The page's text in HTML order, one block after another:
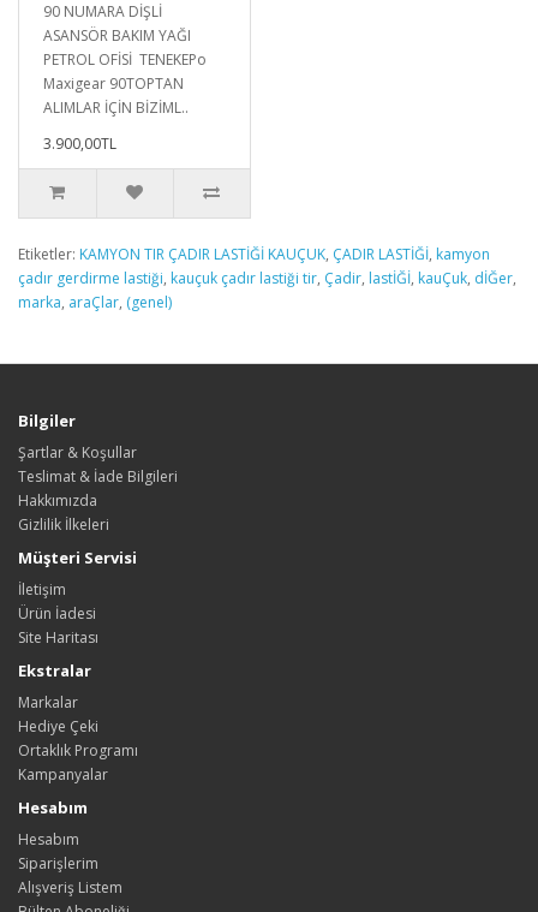
90 NUMARA DİŞLİ
ASANSÖR BAKIM YAĞI
PETROL OFİSİ TENEKEPo
Maxigear 90TOPTAN
ALIMLAR İÇİN BİZİML..
3.900,00TL
Etiketler: KAMYON TIR ÇADIR LASTİĞİ KAUÇUK, ÇADIR LASTİĞİ, kamyon
çadır gerdirme lastiği, kauçuk çadır lastiği tir, Çadir, lastİĞİ, kauÇuk, dİĞer,
marka, araÇlar, (genel)
Bilgiler
Şartlar & Koşullar
Teslimat & İade Bilgileri
Hakkımızda
Gizlilik İlkeleri
Müşteri Servisi
İletişim
Ürün İadesi
Site Haritası
Ekstralar
Markalar
Hediye Çeki
Ortaklık Programı
Kampanyalar
Hesabım
Hesabım
Siparişlerim
Alışveriş Listem